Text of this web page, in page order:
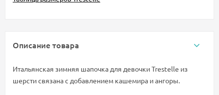
Описание товара
Итальянская зимняя шапочка для девочки Trestelle из
шерсти связана с добавлением кашемира и ангоры.